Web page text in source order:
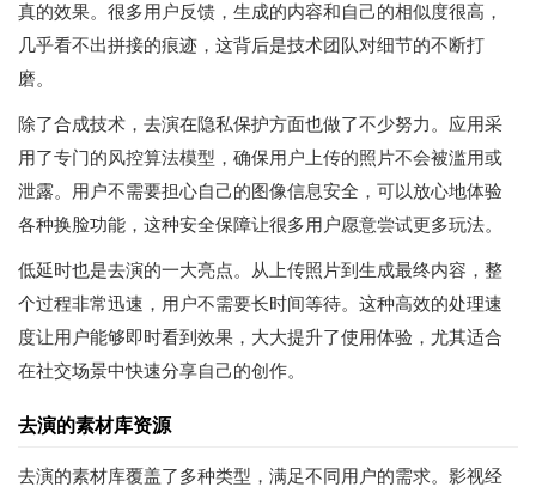
真的效果。很多用户反馈，生成的内容和自己的相似度很高，
几乎看不出拼接的痕迹，这背后是技术团队对细节的不断打
磨。
除了合成技术，去演在隐私保护方面也做了不少努力。应用采
用了专门的风控算法模型，确保用户上传的照片不会被滥用或
泄露。用户不需要担心自己的图像信息安全，可以放心地体验
各种换脸功能，这种安全保障让很多用户愿意尝试更多玩法。
低延时也是去演的一大亮点。从上传照片到生成最终内容，整
个过程非常迅速，用户不需要长时间等待。这种高效的处理速
度让用户能够即时看到效果，大大提升了使用体验，尤其适合
在社交场景中快速分享自己的创作。
去演的素材库资源
去演的素材库覆盖了多种类型，满足不同用户的需求。影视经